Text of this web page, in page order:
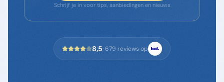
Schrijf je in voor tips, aanbiedingen en nieuws
8,5·679 reviews op